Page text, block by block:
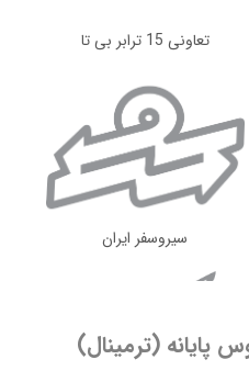
قزوین
پایانه قزوین
ریال ۱
خرید بلیط اتوبوس
قزوین
پایانه قزوین
تعاونی 15 ترابر بی تا
سیروسفر ایران
پایانه (ترمینال)